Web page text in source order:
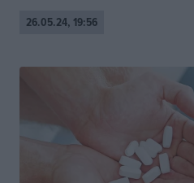
26.05.24, 19:56